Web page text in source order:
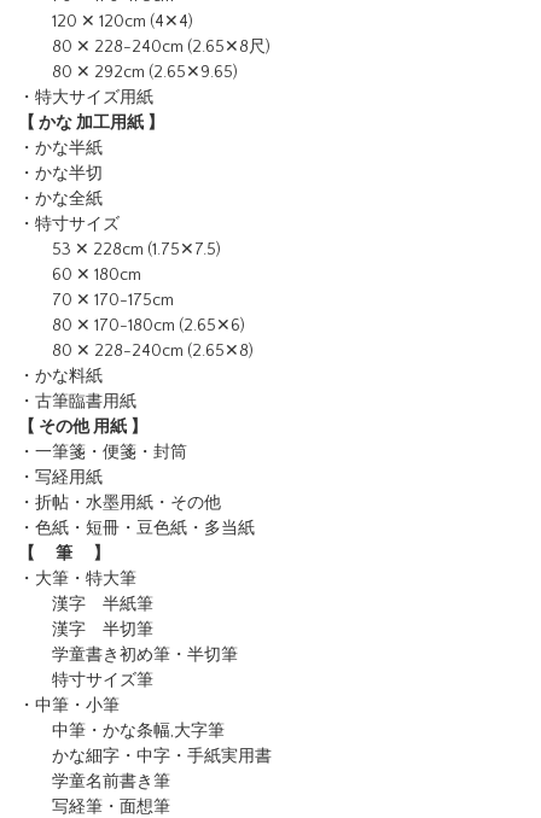
120 ✕ 120cm (4✕4)
80 ✕ 228-240cm (2.65✕8尺)
80 ✕ 292cm (2.65✕9.65)
・特大サイズ用紙
【 かな 加工用紙 】
・かな半紙
・かな半切
・かな全紙
・特寸サイズ
53 ✕ 228cm (1.75✕7.5)
60 ✕ 180cm
70 ✕ 170-175cm
80 ✕ 170-180cm (2.65✕6)
80 ✕ 228-240cm (2.65✕8)
・かな料紙
・古筆臨書用紙
【 その他 用紙 】
・一筆箋・便箋・封筒
・写経用紙
・折帖・水墨用紙・その他
・色紙・短冊・豆色紙・多当紙
【 筆 】
・大筆・特大筆
漢字 半紙筆
漢字 半切筆
学童書き初め筆・半切筆
特寸サイズ筆
・中筆・小筆
中筆・かな条幅,大字筆
かな細字・中字・手紙実用書
学童名前書き筆
写経筆・面想筆